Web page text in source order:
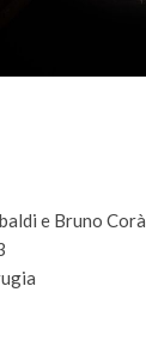
e Bruno Corà